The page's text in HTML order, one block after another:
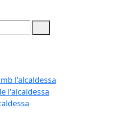
l'alcaldessa
l'alcaldessa